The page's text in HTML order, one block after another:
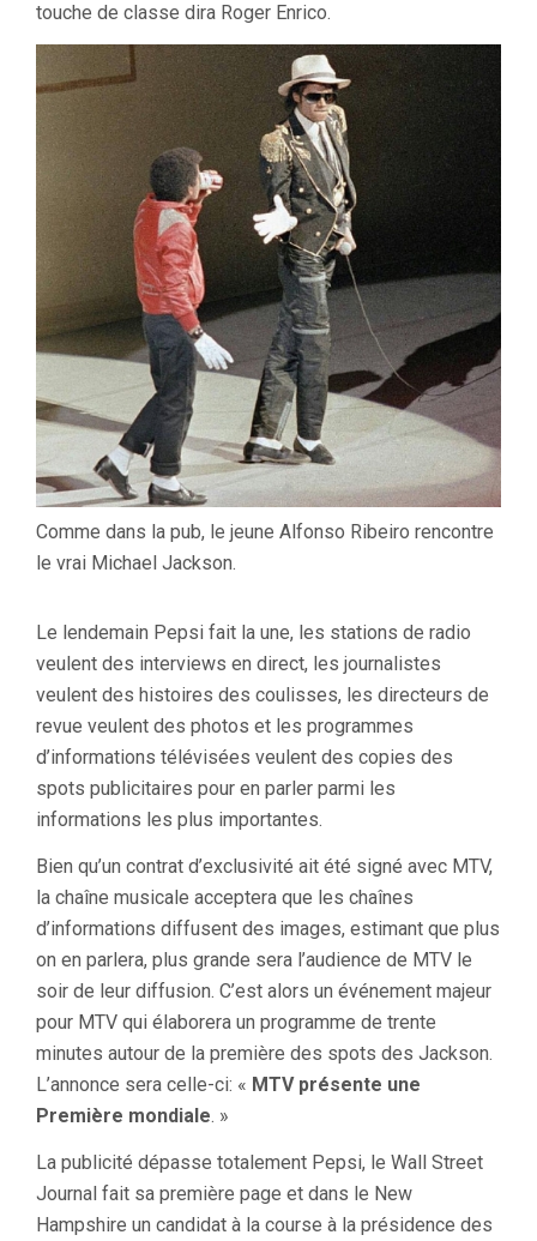
touche de classe dira Roger Enrico.
Comme dans la pub, le jeune Alfonso Ribeiro rencontre
le vrai Michael Jackson.
Le lendemain Pepsi fait la une, les stations de radio
veulent des interviews en direct, les journalistes
veulent des histoires des coulisses, les directeurs de
revue veulent des photos et les programmes
d’informations télévisées veulent des copies des
spots publicitaires pour en parler parmi les
informations les plus importantes.
Bien qu’un contrat d’exclusivité ait été signé avec MTV,
la chaîne musicale acceptera que les chaînes
d’informations diffusent des images, estimant que plus
on en parlera, plus grande sera l’audience de MTV le
soir de leur diffusion. C’est alors un événement majeur
pour MTV qui élaborera un programme de trente
minutes autour de la première des spots des Jackson.
L’annonce sera celle-ci: « MTV présente une
Première mondiale. »
La publicité dépasse totalement Pepsi, le Wall Street
Journal fait sa première page et dans le New
Hampshire un candidat à la course à la présidence des